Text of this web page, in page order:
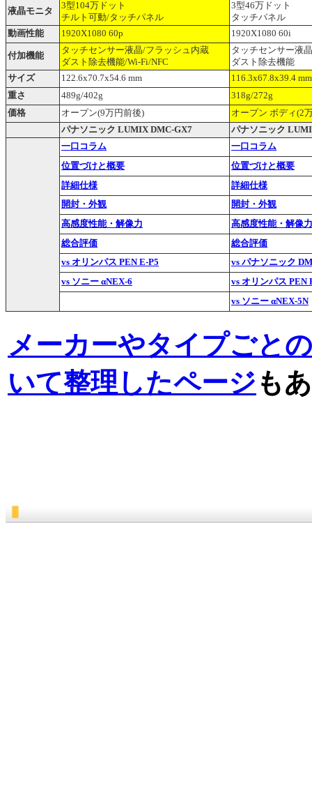
液晶モニタ
3型104万ドット
チルト可動/タッチパネル
3型46万ドット
タッチパネル
動画性能
1920X1080 60p 1920X1080 60i
付加機能
タッチセンサー液晶/フラッシュ内蔵
ダスト除去機能/Wi-Fi/NFC
タッチセンサー液
ダスト除去機能
サイズ
122.6x70.7x54.6 mm
116.3x67.8x39.4 mm
重さ
489g/402g
318g/272g
価格
オープン(9万円前後)
オープン ボディ(2
パナソニック LUMIX DMC-GX7
パナソニック
一口コラム
一口コラム
位置づけと概要
位置づけと概要
詳細仕様
詳細仕様
開封・外観
開封・外観
高感度性能・解像力
高感度性能・解像力
総合評価
総合評価
vs オリンパス PEN E-P5
vs パナソニック
vs ソニー αNEX-6
vs オリンパス PEN
vs ソニー αNEX-5N
メーカーやタイプごと
いて整理したページ も